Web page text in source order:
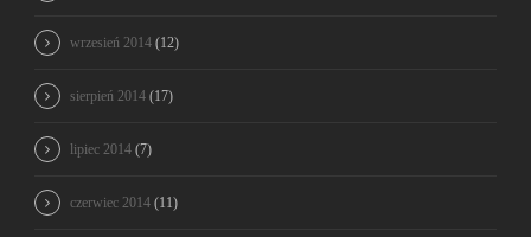
wrzesień 2014 (12)
sierpień 2014 (17)
lipiec 2014 (7)
czerwiec 2014 (11)